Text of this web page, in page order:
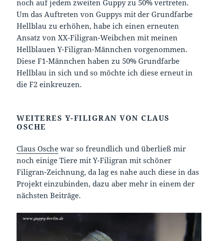
noch auf jedem zweiten Guppy zu 50% vertreten.
Um das Auftreten von Guppys mit der Grundfarbe
Hellblau zu erhöhen, habe ich einen erneuten
Ansatz von XX-Filigran-Weibchen mit meinen
Hellblauen Y-Filigran-Männchen vorgenommen.
Diese F1-Männchen haben zu 50% Grundfarbe
Hellblau in sich und so möchte ich diese erneut in
die F2 einkreuzen.
WEITERES Y-FILIGRAN VON CLAUS
OSCHE
Claus Osche war so freundlich und überließ mir
noch einige Tiere mit Y-Filigran mit schöner
Filigran-Zeichnung, da lag es nahe auch diese in das
Projekt einzubinden, dazu aber mehr in einem der
nächsten Beiträge.